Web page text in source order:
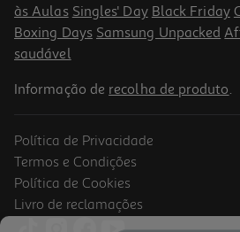
às Aulas Singles' Day Black Friday
Boxing Days Samsung Unpacked
saudável
Informação de recolha de produto.
Política de Privacidade
Termos e Condições
Política de Cookies
Livro de reclamações